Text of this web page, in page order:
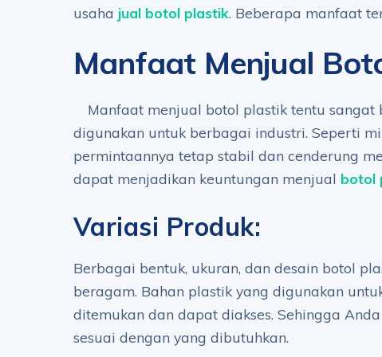
usaha jual botol plastik. Beberapa manfaat
Manfaat Menjual
Manfaat menjual botol plastik tentu
digunakan untuk berbagai industri. Seperti
permintaannya tetap stabil dan cenderung
dapat menjadikan keuntungan menjual botol
Variasi Produk:
Berbagai bentuk, ukuran, dan desain botol
beragam. Bahan plastik yang digunakan
ditemukan dan dapat diakses. Sehingga
sesuai dengan yang dibutuhkan.